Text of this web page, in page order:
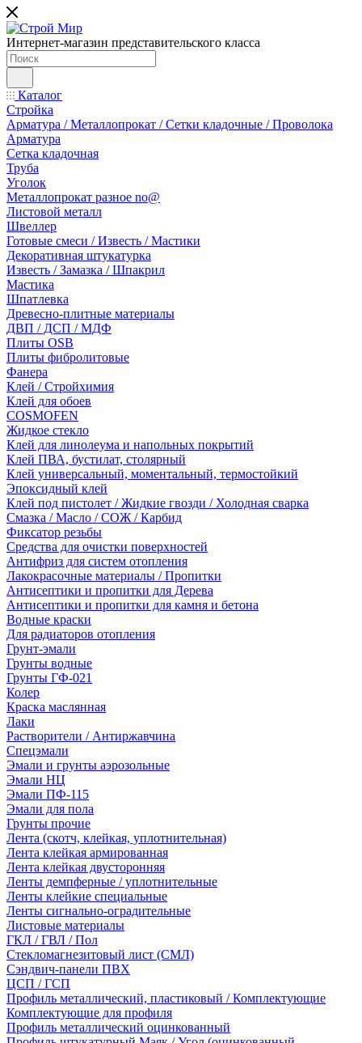
Интернет-магазин представительского класса
Каталог
Стройка
Арматура / Металлопрокат / Сетки кладочные / Проволока
Арматура
Сетка кладочная
Труба
Уголок
Металлопрокат разное no@
Листовой металл
Швеллер
Готовые смеси / Известь / Мастики
Декоративная штукатурка
Известь / Замазка / Шпакрил
Мастика
Шпатлевка
Древесно-плитные материалы
ДВП / ДСП / МДФ
Плиты OSB
Плиты фибролитовые
Фанера
Клей / Стройхимия
Клей для обоев
COSMOFEN
Жидкое стекло
Клей для линолеума и напольных покрытий
Клей ПВА, бустилат, столярный
Клей универсальный, моментальный, термостойкий
Эпоксидный клей
Клей под пистолет / Жидкие гвозди / Холодная сварка
Смазка / Масло / СОЖ / Карбид
Фиксатор резьбы
Средства для очистки поверхностей
Антифриз для систем отопления
Лакокрасочные материалы / Пропитки
Антисептики и пропитки для Дерева
Антисептики и пропитки для камня и бетона
Водные краски
Для радиаторов отопления
Грунт-эмали
Грунты водные
Грунты ГФ-021
Колер
Краска маслянная
Лаки
Растворители / Антиржавчина
Спецэмали
Эмали и грунты аэрозольные
Эмали НЦ
Эмали ПФ-115
Эмали для пола
Грунты прочие
Лента (скотч, клейкая, уплотнительная)
Лента клейкая армированная
Лента клейкая двусторонняя
Ленты демпферные / уплотнительные
Ленты клейкие специальные
Ленты сигнально-оградительные
Листовые материалы
ГКЛ / ГВЛ / Пол
Стекломагнезитовый лист (СМЛ)
Сэндвич-панели ПВХ
ЦСП / ГСП
Профиль металлический, пластиковый / Комплектующие
Комплектующие для профиля
Профиль металлический оцинкованный